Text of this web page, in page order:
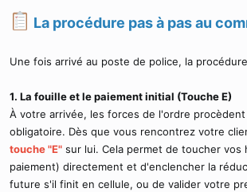
La procédure pas à pas au
Une fois arrivé au poste de police, la
1. La fouille et le paiement initial (Touche E)
À votre arrivée, les forces de l'ordre
obligatoire. Dès que vous rencontrez votre
touche "E" sur lui. Cela permet de toucher vos
paiement) directement et d'enclencher la
future s'il finit en cellule, ou de valider votre